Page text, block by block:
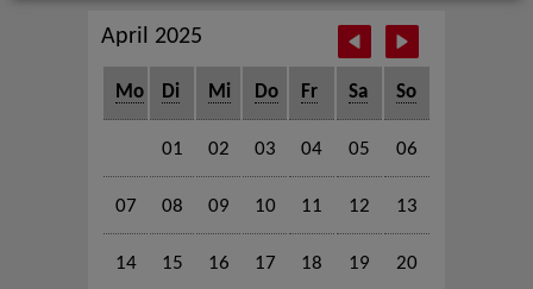
April 2025
Mo Di Mi Do Fr Sa So
01 02 03 04 05 06
07 08 09 10 11 12 13
14 15 16 17 18 19 20